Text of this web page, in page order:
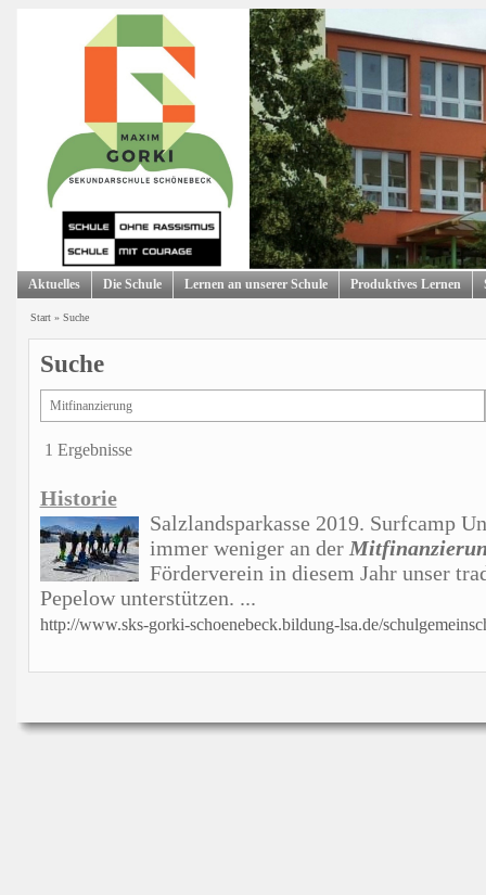
Aktuelles Die Schule Lernen an unserer Schule Produktives Lernen
Start» Suche
Suche
1 Ergebnisse
Historie
Salzlandsparkasse 2019. Surfcamp
immer weniger an der
Förderverein in diesem Jahr unser
Pepelow unterstützen. ...
http://www.sks-gorki-schoenebeck.bildung-lsa.de/